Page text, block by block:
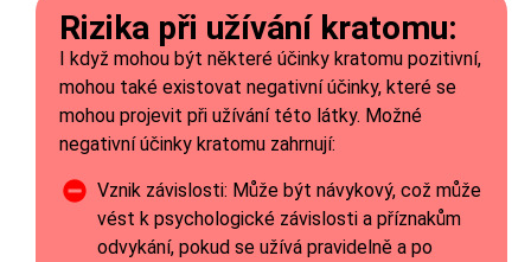
Rizika při užívání kratomu:
I když mohou být některé účinky kratomu pozitivní,
mohou také existovat negativní účinky, které se
mohou projevit při užívání této látky. Možné
negativní účinky kratomu zahrnují:
Vznik závislosti: Může být návykový, což může
vést k psychologické závislosti a příznakům
odvykání, pokud se užívá pravidelně a po